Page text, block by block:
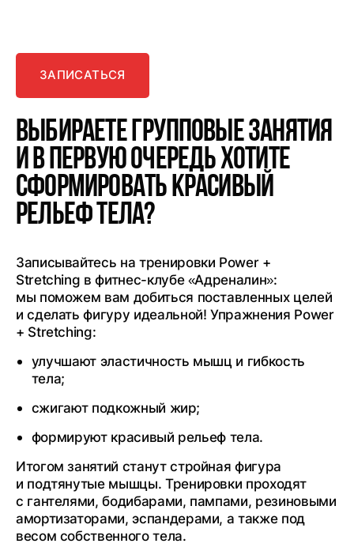
силуигибкость!
ЗАПИСАТЬСЯ
Выбираете групповые занятия
и в первую очередь хотите
сформировать красивый
рельеф тела?
Записывайтесь на тренировки Power +
Stretching в фитнес-клубе «Адреналин»:
мы поможем вам добиться поставленных целей
и сделать фигуру идеальной! Упражнения Power
+ Stretching:
улучшают эластичность мышц и гибкость
тела;
сжигают подкожный жир;
формируют красивый рельеф тела.
Итогом занятий станут стройная фигура
и подтянутые мышцы. Тренировки проходят
с гантелями, бодибарами, пампами, резиновыми
амортизаторами, эспандерами, а также под
весом собственного тела.